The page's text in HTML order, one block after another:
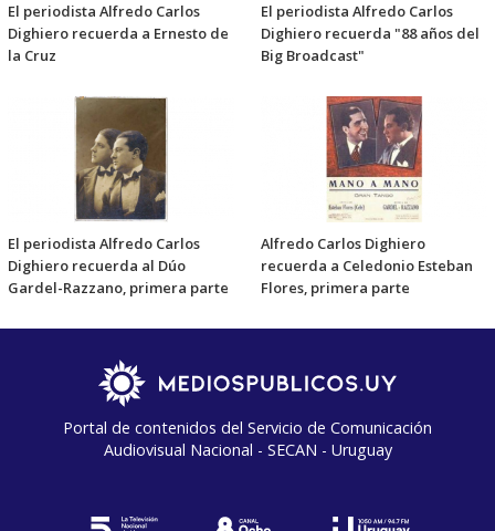
El periodista Alfredo Carlos
Dighiero recuerda a Ernesto de
la Cruz
El periodista Alfredo Carlos
Dighiero recuerda "88 años del
Big Broadcast"
El periodista Alfredo Carlos
Dighiero recuerda al Dúo
Gardel-Razzano, primera parte
Alfredo Carlos Dighiero
recuerda a Celedonio Esteban
Flores, primera parte
Portal de contenidos del Servicio de Comunicación
Audiovisual Nacional - SECAN - Uruguay